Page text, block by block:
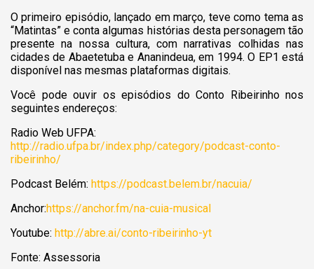
O primeiro episódio, lançado em março, teve como tema as
“Matintas” e conta algumas histórias desta personagem tão
presente na nossa cultura, com narrativas colhidas nas
cidades de Abaetetuba e Ananindeua, em 1994. O EP1 está
disponível nas mesmas plataformas digitais.
Você pode ouvir os episódios do Conto Ribeirinho nos
seguintes endereços:
Radio Web UFPA:
http://radio.ufpa.br/index.php/category/podcast-conto-
ribeirinho/
Podcast Belém: https://podcast.belem.br/nacuia/
Anchor:https://anchor.fm/na-cuia-musical
Youtube: http://abre.ai/conto-ribeirinho-yt
Fonte: Assessoria